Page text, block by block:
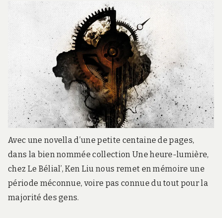
Avec une novella d’une petite centaine de pages,
dans la bien nommée collection Une heure-lumière,
chez Le Bélial’, Ken Liu nous remet en mémoire une
période méconnue, voire pas connue du tout pour la
majorité des gens.